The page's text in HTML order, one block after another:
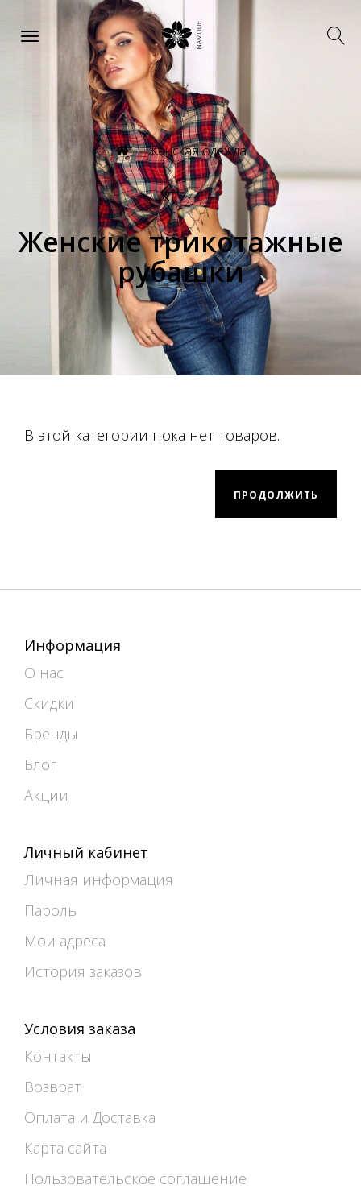
Женская одежда
Женские трикотажные
рубашки
В этой категории пока нет товаров.
ПРОДОЛЖИТЬ
Информация
О нас
Скидки
Бренды
Блог
Акции
Личный кабинет
Личная информация
Пароль
Мои адреса
История заказов
Условия заказа
Контакты
Возврат
Оплата и Доставка
Карта сайта
Пользовательское соглашение